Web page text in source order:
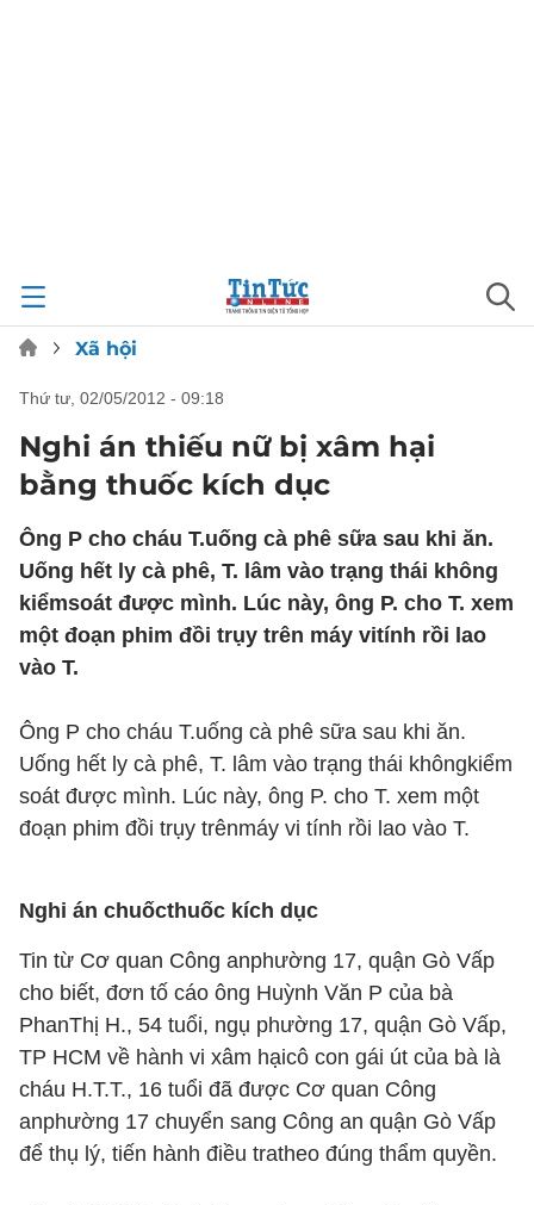
Xã hội
thứ tư, 02/05/2012 - 09:18
Nghi án thiếu nữ bị xâm hại
bằng thuốc kích dục
Ông P cho cháu T.uống cà phê sữa sau khi ăn.
Uống hết ly cà phê, T. lâm vào trạng thái không
kiểmsoát được mình. Lúc này, ông P. cho T. xem
một đoạn phim đồi trụy trên máy vitính rồi lao
vào T.
Ông P cho cháu T.uống cà phê sữa sau khi ăn.
Uống hết ly cà phê, T. lâm vào trạng thái khôngkiểm
soát được mình. Lúc này, ông P. cho T. xem một
đoạn phim đồi trụy trênmáy vi tính rồi lao vào T.
Nghi án chuốcthuốc kích dục
Tin từ Cơ quan Công anphường 17, quận Gò Vấp
cho biết, đơn tố cáo ông Huỳnh Văn P của bà
PhanThị H., 54 tuổi, ngụ phường 17, quận Gò Vấp,
TP HCM về hành vi xâm hạicô con gái út của bà là
cháu H.T.T., 16 tuổi đã được Cơ quan Công
anphường 17 chuyển sang Công an quận Gò Vấp
để thụ lý, tiến hành điều tratheo đúng thẩm quyền.